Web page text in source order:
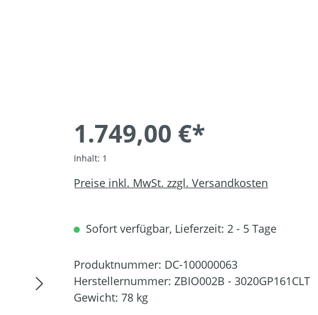
1.749,00 €*
Inhalt: 1
Preise inkl. MwSt. zzgl. Versandkosten
Sofort verfügbar, Lieferzeit: 2 - 5 Tage
Produktnummer: DC-100000063
Herstellernummer: ZBIO002B - 3020GP161CLT
Gewicht: 78 kg